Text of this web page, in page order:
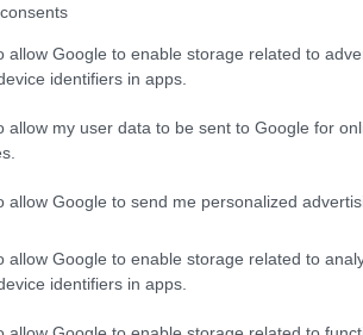
allow Google to enable storage related to
identifiers in apps.
allow my user data to be sent to Google for
allow Google to send me personalized
allow Google to enable storage related to
identifiers in apps.
31.07.2026
Θερινές εκπτώσεις: Τι
του πρώτου μήνα